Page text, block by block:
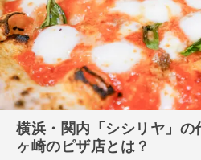
横浜・関内「シシリヤ」の
ヶ崎のピザ店とは？